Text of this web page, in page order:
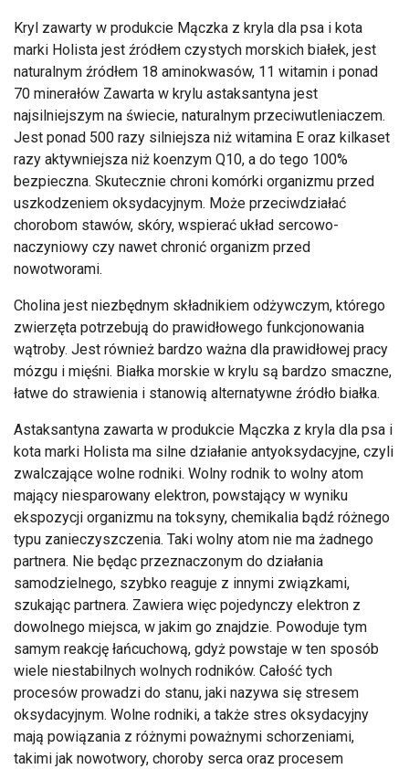
Kryl zawarty w produkcie Mączka z kryla dla psa i kota
marki Holista jest źródłem czystych morskich białek, jest
naturalnym źródłem 18 aminokwasów, 11 witamin i ponad
70 minerałów Zawarta w krylu astaksantyna jest
najsilniejszym na świecie, naturalnym przeciwutleniaczem.
Jest ponad 500 razy silniejsza niż witamina E oraz kilkaset
razy aktywniejsza niż koenzym Q10, a do tego 100%
bezpieczna. Skutecznie chroni komórki organizmu przed
uszkodzeniem oksydacyjnym. Może przeciwdziałać
chorobom stawów, skóry, wspierać układ sercowo-
naczyniowy czy nawet chronić organizm przed
nowotworami.
Cholina jest niezbędnym składnikiem odżywczym, którego
zwierzęta potrzebują do prawidłowego funkcjonowania
wątroby. Jest również bardzo ważna dla prawidłowej pracy
mózgu i mięśni. Białka morskie w krylu są bardzo smaczne,
łatwe do strawienia i stanowią alternatywne źródło białka.
Astaksantyna zawarta w produkcie Mączka z kryla dla psa i
kota marki Holista ma silne działanie antyoksydacyjne, czyli
zwalczające wolne rodniki. Wolny rodnik to wolny atom
mający niesparowany elektron, powstający w wyniku
ekspozycji organizmu na toksyny, chemikalia bądź różnego
typu zanieczyszczenia. Taki wolny atom nie ma żadnego
partnera. Nie będąc przeznaczonym do działania
samodzielnego, szybko reaguje z innymi związkami,
szukając partnera. Zawiera więc pojedynczy elektron z
dowolnego miejsca, w jakim go znajdzie. Powoduje tym
samym reakcję łańcuchową, gdyż powstaje w ten sposób
wiele niestabilnych wolnych rodników. Całość tych
procesów prowadzi do stanu, jaki nazywa się stresem
oksydacyjnym. Wolne rodniki, a także stres oksydacyjny
mają powiązania z różnymi poważnymi schorzeniami,
takimi jak nowotwory, choroby serca oraz procesem